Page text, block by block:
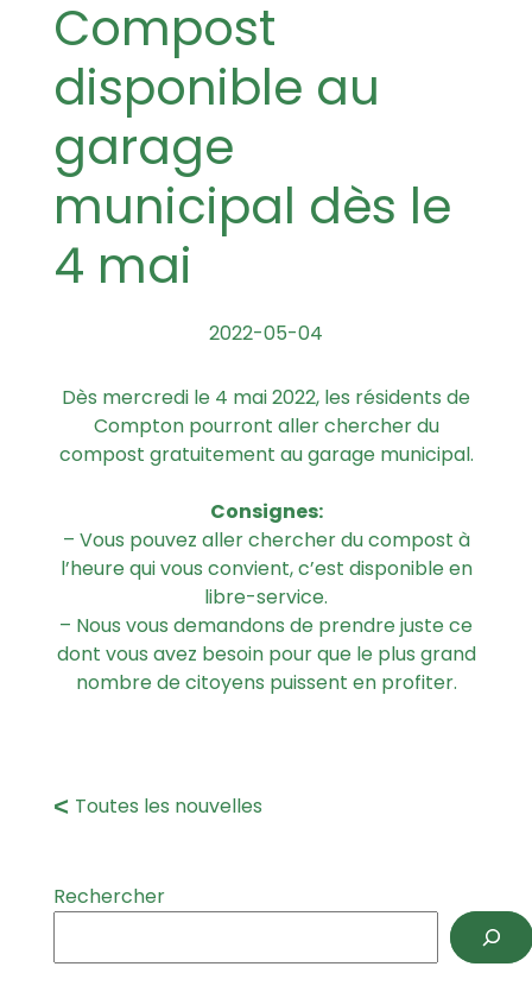
Compost
disponible au
garage
municipal dès le
4 mai
2022-05-04
Dès mercredi le 4 mai 2022, les résidents de
Compton pourront aller chercher du
compost gratuitement au garage municipal.
Consignes:
– Vous pouvez aller chercher du compost à
l’heure qui vous convient, c’est disponible en
libre-service.
– Nous vous demandons de prendre juste ce
dont vous avez besoin pour que le plus grand
nombre de citoyens puissent en profiter.
Toutes les nouvelles
Rechercher